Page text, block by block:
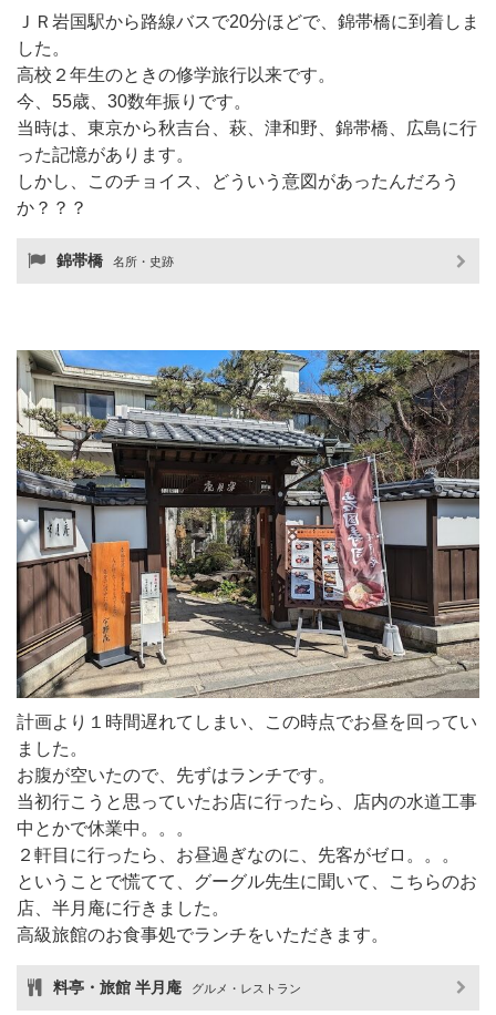
ＪＲ岩国駅から路線バスで20分ほどで、錦帯橋に到着しま
した。
高校２年生のときの修学旅行以来です。
今、55歳、30数年振りです。
当時は、東京から秋吉台、萩、津和野、錦帯橋、広島に行
った記憶があります。
しかし、このチョイス、どういう意図があったんだろう
か？？？
錦帯橋 名所・史跡
計画より１時間遅れてしまい、この時点でお昼を回ってい
ました。
お腹が空いたので、先ずはランチです。
当初行こうと思っていたお店に行ったら、店内の水道工事
中とかで休業中。。。
２軒目に行ったら、お昼過ぎなのに、先客がゼロ。。。
ということで慌てて、グーグル先生に聞いて、こちらのお
店、半月庵に行きました。
高級旅館のお食事処でランチをいただきます。
料亭・旅館 半月庵 グルメ・レストラン